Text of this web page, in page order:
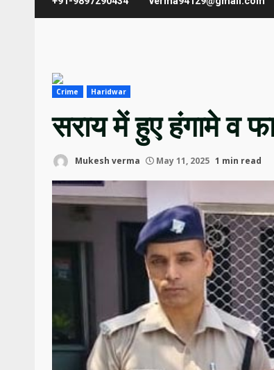
Crime Haridwar
सराय में हुए हंगामे व
Mukesh verma May 11, 2025 1 min read